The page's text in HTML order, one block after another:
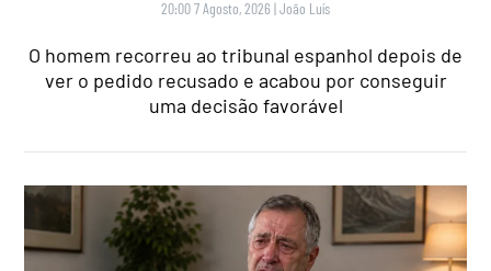
20:00 7 Agosto, 2026 |João Luís
O homem recorreu ao tribunal espanhol depois de
ver o pedido recusado e acabou por conseguir
uma decisão favorável